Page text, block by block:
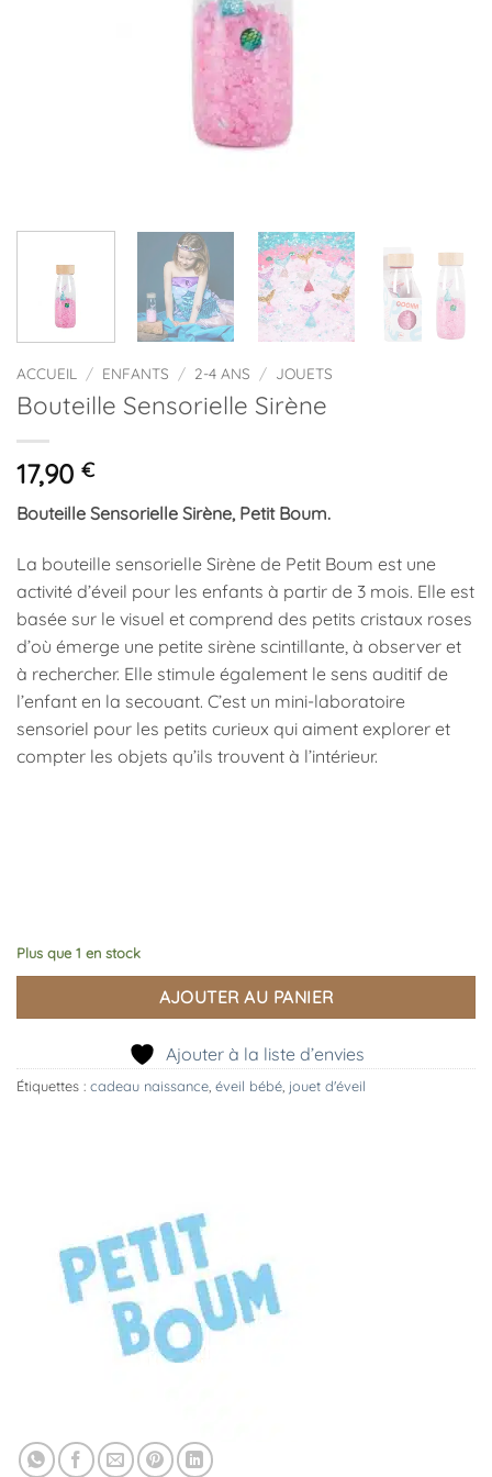
ACCUEIL / ENFANTS / 2-4 ANS / JOUETS
Bouteille Sensorielle Sirène
17,90 €
Bouteille Sensorielle Sirène, Petit Boum.
La bouteille sensorielle Sirène de Petit Boum est une
activité d’éveil pour les enfants à partir de 3 mois. Elle est
basée sur le visuel et comprend des petits cristaux roses
d’où émerge une petite sirène scintillante, à observer et
à rechercher. Elle stimule également le sens auditif de
l’enfant en la secouant. C’est un mini-laboratoire
sensoriel pour les petits curieux qui aiment explorer et
compter les objets qu’ils trouvent à l’intérieur.
Plus que 1 en stock
AJOUTER AU PANIER
Ajouter à la liste d’envies
Étiquettes : cadeau naissance, éveil bébé, jouet d'éveil